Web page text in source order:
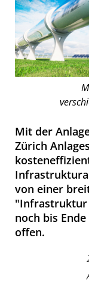
Mit der
Zürich
von einer
"Infrastruktur
noch bis
offen.